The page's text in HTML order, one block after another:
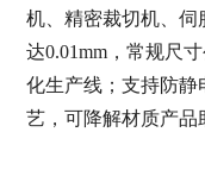
机、精密裁切机、伺
达0.01mm，常规尺
化生产线；支持防静
艺，可降解材质产品